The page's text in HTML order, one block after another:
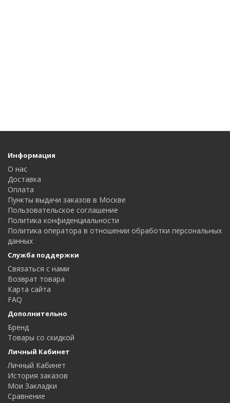
Информация
О нас
Доставка
Оплата
Пункты выдачи заказов в Москве
Пользовательское соглашение
Политика конфиденциальности
Политика оператора в отношении обработки персональных
данных
Служба поддержки
Связаться с нами
Возврат товара
Карта сайта
FAQ
Дополнительно
Бренд
Товары со скидкой
Личный Кабинет
Личный Кабинет
История заказов
Мои Закладки
Сравнение